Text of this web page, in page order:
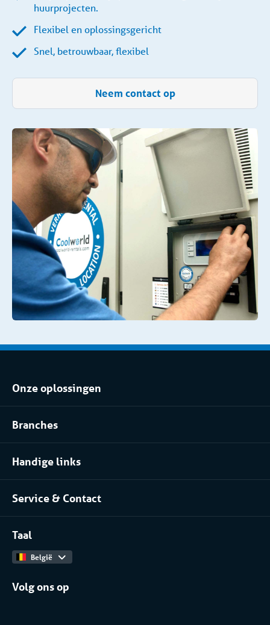
huurprojecten.
Flexibel en oplossingsgericht
Snel, betrouwbaar, flexibel
Neem contact op
Onze oplossingen
Klimaatbeheersing huren
Koel- of vriesopslag huren
Procesinstallatie huren
Branches
Voedingsindustrie
Pharma
(Petro)chemie
Meer branches
Handige links
Over Coolworld
Projecten
Werken bij
Catalogus
Service & Contact
Contact
Taal
België
Volg ons op